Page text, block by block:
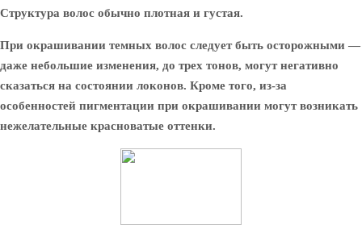
Структура волос обычно плотная и густая.
При окрашивании темных волос следует быть осторожными —
даже небольшие изменения, до трех тонов, могут негативно
сказаться на состоянии локонов. Кроме того, из-за
особенностей пигментации при окрашивании могут возникать
нежелательные красноватые оттенки.